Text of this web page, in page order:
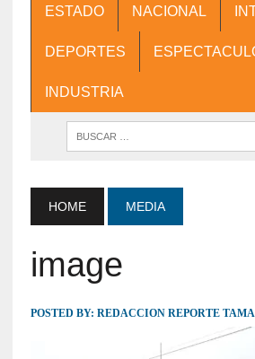
ESTADO NACIONAL
DEPORTES
INDUSTRIA
HOME MEDIA
image
POSTED BY: REDACCION REPORTE